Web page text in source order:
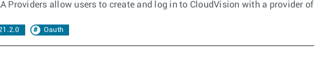
Providers allow users to create and log in to CloudVision with a provider of
Oauth